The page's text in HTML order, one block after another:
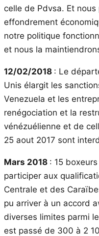
celle de Pdvsa. Et
effondrement
notre politique
et nous la
12/02/2018 : Le
Unis élargit les
Venezuela et les
renégociation et la
vénézuélienne et de
25 aout 2017 sont
Mars 2018 : 15
participer aux
Centrale et des
pu arriver à un accord
diverses limites parmi
est passé de 300 à 2